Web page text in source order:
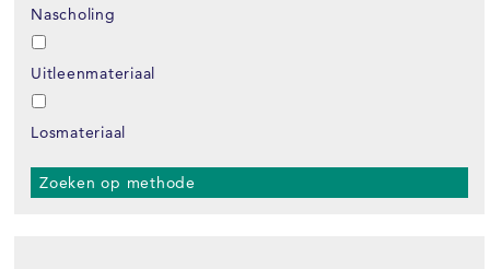
Nascholing
Uitleenmateriaal
Losmateriaal
Zoeken op methode